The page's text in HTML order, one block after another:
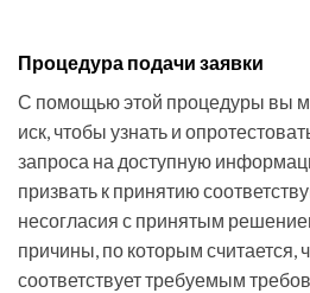
Процедура подачи заявки
С помощью этой процедуры вы
иск, чтобы узнать и
запроса на доступную
призвать к принятию
несогласия с принятым
причины, по которым считается,
соответствует требуемым